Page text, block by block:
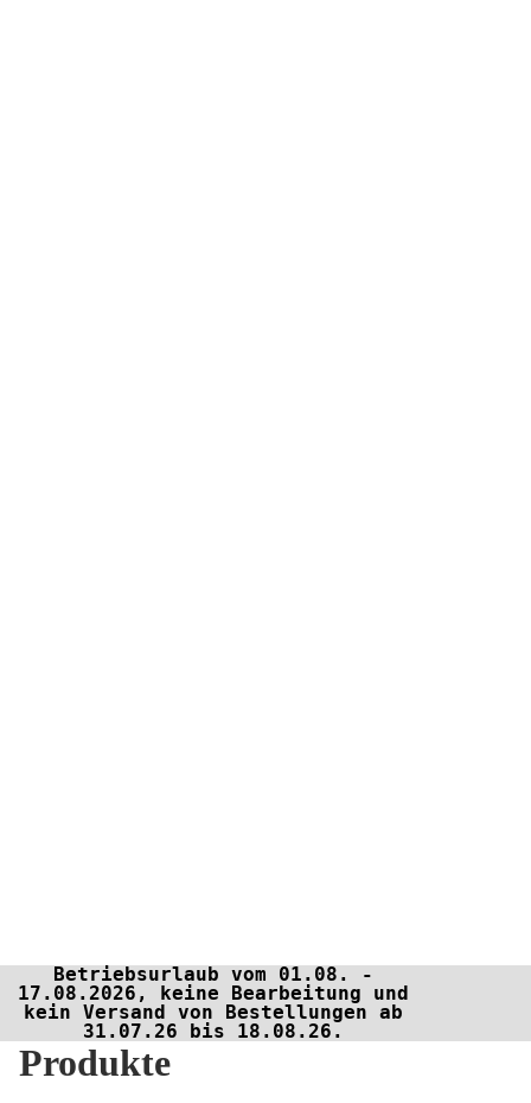
Betriebsurlaub vom 01.08. -
17.08.2026, keine Bearbeitung und
kein Versand von Bestellungen ab
31.07.26 bis 18.08.26.
Produkte